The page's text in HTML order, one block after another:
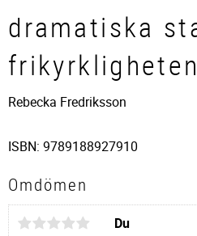
dramatiska
Rebecka Fredriksson
ISBN: 9789188927910
Omdömen
Du